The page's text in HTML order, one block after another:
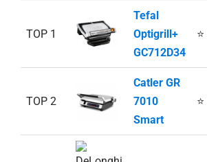
TOP 1
Tefal
Optigrill+
GC712D34
TOP 2
Catler GR
7010
Smart